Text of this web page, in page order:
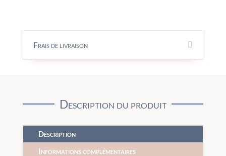
Frais de livraison
Description du produit
Description
Informations complémentaires